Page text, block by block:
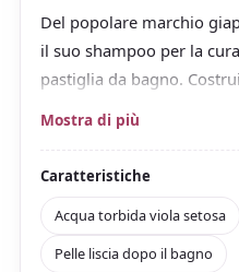
Del popolare marchio
il suo shampoo per la
pastiglia da bagno.
prima di dormire », è
rilassarti la sera.
Mettila e frizza
bagno torbido viola setoso
splendidamente opaca
trasparenza, una vista che
Mostra di più
Caratteristiche
Acqua torbida viola setosa
Pelle liscia dopo il bagno